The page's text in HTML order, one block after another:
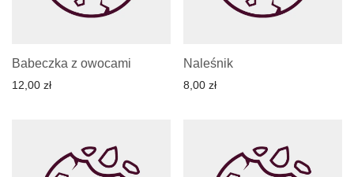
Babeczka z owocami
12,00 zł
Naleśnik
8,00 zł